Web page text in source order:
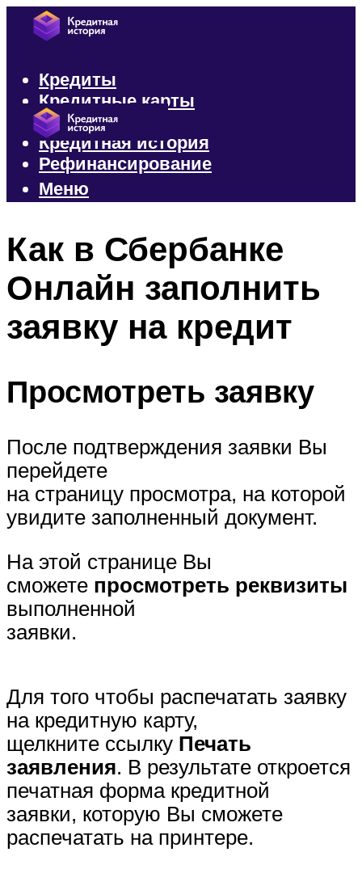
Кредиты
Кредитные карты
Микрозаймы
Кредитная история
Рефинансирование
Меню
Как в Сбербанке
Онлайн заполнить
заявку на кредит
Просмотреть заявку
После подтверждения заявки Вы
перейдете
на страницу просмотра, на которой
увидите заполненный документ.
На этой странице Вы
сможете просмотреть реквизиты
выполненной
заявки.
Для того чтобы распечатать заявку
на кредитную карту,
щелкните ссылку Печать
заявления. В результате откроется
печатная форма кредитной
заявки, которую Вы сможете
распечатать на принтере.